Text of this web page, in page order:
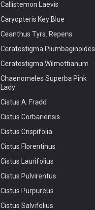
Callistemon Laevis
Caryopteris Key Blue
Ceanthus Tyrs. Repens
Ceratostigma Plumbaginoides
Ceratostigma Wilmottianum
Chaenomeles Superba Pink
Lady
Cistus A. Fradd
Cistus Corbariensis
Cistus Crispifolia
Cistus Florentinus
Cistus Laurifolius
Cistus Pulvirentus
Cistus Purpureus
Cistus Salvifolius